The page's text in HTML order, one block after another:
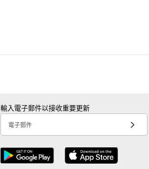
輸入電子郵件以接收重要更新
電子郵件